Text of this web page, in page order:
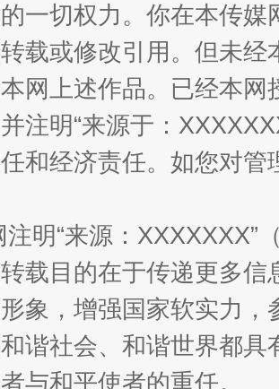
一切权力。你在本传
载或修改引用。但未
网上述作品。已经本
注明“来源于：
和经济责任。如您对
注明“来源：
载目的在于传递更多
象，增强国家软实力
谐社会、和谐世界都
与和平使者的重任。